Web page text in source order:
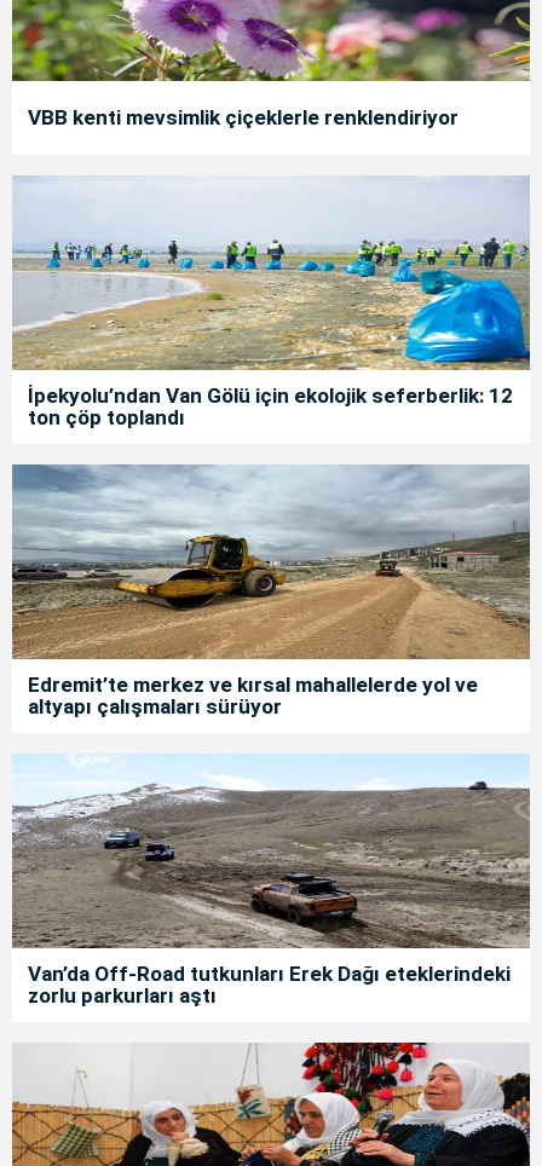
VBB kenti mevsimlik çiçeklerle renklendiriyor
İpekyolu’ndan Van Gölü için ekolojik seferberlik: 12
ton çöp toplandı
Edremit’te merkez ve kırsal mahallelerde yol ve
altyapı çalışmaları sürüyor
Van’da Off-Road tutkunları Erek Dağı eteklerindeki
zorlu parkurları aştı